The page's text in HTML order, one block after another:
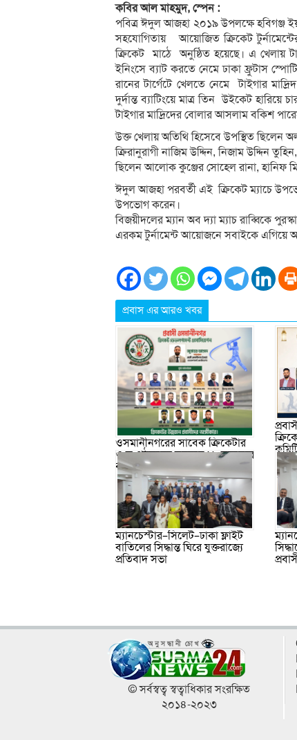
কবির আল মাহমুদ, স্পেন :
পবিত্র ঈদুল আজহা ২০১৯ উপলক্ষে হবিগঞ্জ
সহযোগিতায় আয়োজিত ক্রিকেট
ক্রিকেট মাঠে অনুষ্ঠিত হয়েছে। এ খেলায়
ইনিংসে ব্যাট করতে নেমে ঢাকা ফ্রুটাস
রানের টার্গেটে খেলতে নেমে টাইগার
দুর্দান্ত ব্যাটিংয়ে মাত্র তিন উইকেট
টাইগার মাদ্রিদের বোলার আসলাম বক্শি
উক্ত খেলায় অতিথি হিসেবে উপস্থিত ছিলেন
ক্ৰিরানুরাগী নাজিম উদ্দিন, নিজাম উদ্দিন
ছিলেন আলোক কুঞ্জের সোহেল রানা, হানিফ
ঈদুল আজহা পরবর্তী এই ক্রিকেট ম্যাচে
উপভোগ করেন।
বিজয়ীদলের ম্যান অব দ্যা ম্যাচ রাব্বিকে
এরকম টুর্নামেন্ট আয়োজনে সবাইকে এগিয়ে
প্রবাস এর আরও খবর
ওসমানীনগরের সাবেক ক্রিকেটার
ও সংগঠকদের সমন্বয়ে ১৯ সদস্যের
বর্ধিত আহ্বায়ক কমিটি গঠন
ম্যানচেস্টার–সিলেট–ঢাকা ফ্লাইট
বাতিলের সিদ্ধান্ত ঘিরে যুক্তরাজ্যে
প্রতিবাদ সভা
© সর্বস্বত্ব স্বত্বাধিকার সংরক্ষিত
২০১৪-২০২৩